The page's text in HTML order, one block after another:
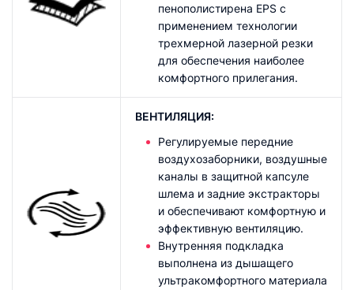
пенополистирена EPS с
применением технологии
трехмерной лазерной резки
для обеспечения наиболее
комфортного прилегания.
ВЕНТИЛЯЦИЯ:
Регулируемые передние
воздухозаборники, воздушные
каналы в защитной капсуле
шлема и задние экстракторы
и обеспечивают комфортную и
эффективную вентиляцию.
Внутренняя подкладка
выполнена из дышащего
ультракомфортного материала